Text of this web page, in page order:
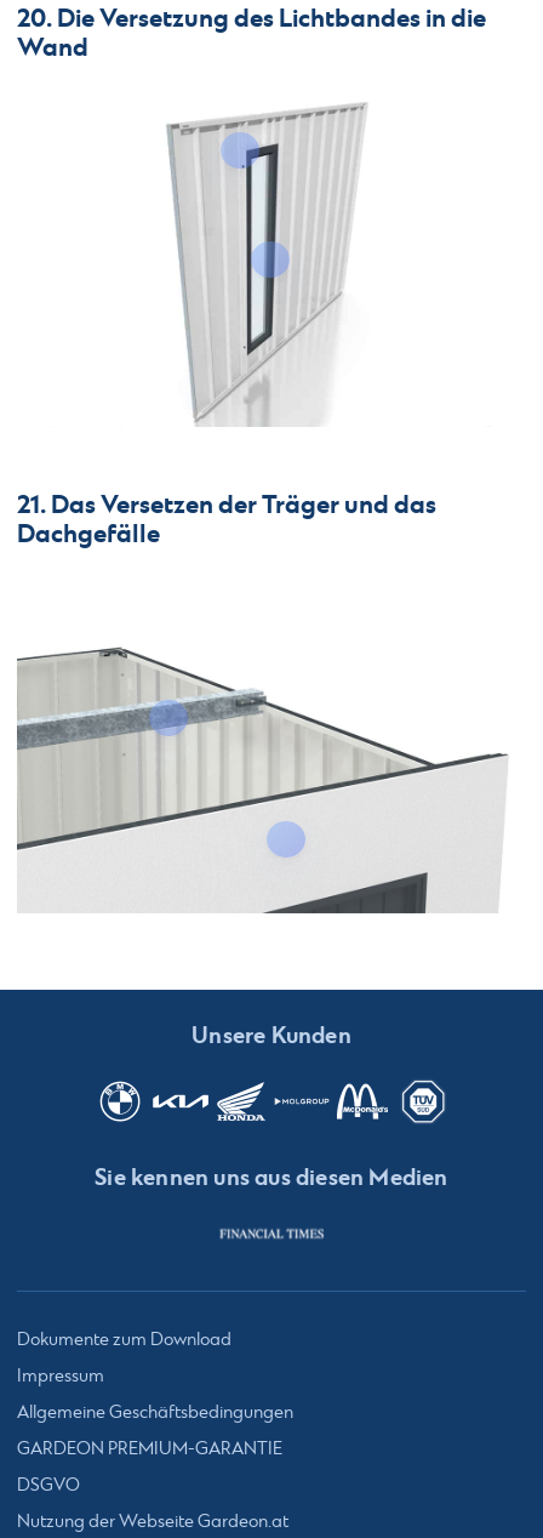
20. Die Versetzung des Lichtbandes in die
Wand
21. Das Versetzen der Träger und das
Dachgefälle
Unsere Kunden
Sie kennen uns aus diesen Medien
Dokumente zum Download
Impressum
Allgemeine Geschäftsbedingungen
GARDEON PREMIUM-GARANTIE
DSGVO
Nutzung der Webseite Gardeon.at